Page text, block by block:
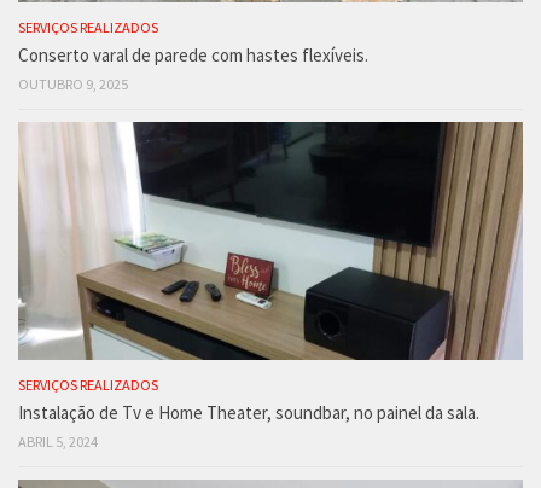
SERVIÇOS REALIZADOS
Conserto varal de parede com hastes flexíveis.
OUTUBRO 9, 2025
SERVIÇOS REALIZADOS
Instalação de Tv e Home Theater, soundbar, no painel da sala.
ABRIL 5, 2024